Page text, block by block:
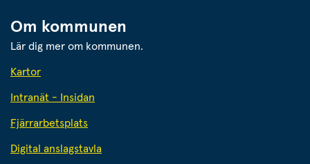
Om kommunen
Lär dig mer om kommunen.
Kartor
Intranät - Insidan
Fjärrarbetsplats
Digital anslagstavla